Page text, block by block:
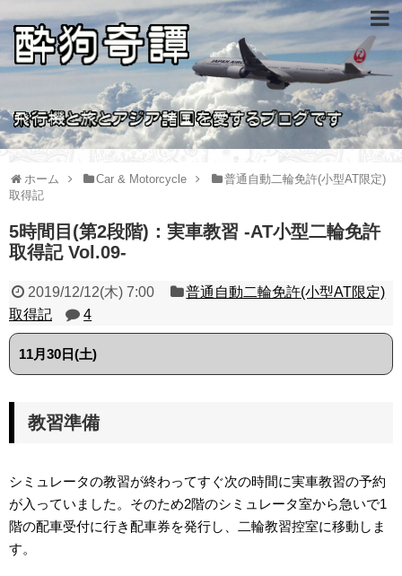
ホーム Car & Motorcycle
普通自動二輪免許(小型AT限定)
取得記
5時間目(第2段階)：実車教習 -AT小型二輪免許
取得記 Vol.09-
2019/12/12(木) 7:00
普通自動二輪免許(小型AT限定)
取得記
4
11月30日(土)
教習準備
シミュレータの教習が終わってすぐ次の時間に実車教習の予約
が入っていました。そのため2階のシミュレータ室から急いで1
階の配車受付に行き配車券を発行し、二輪教習控室に移動しま
す。